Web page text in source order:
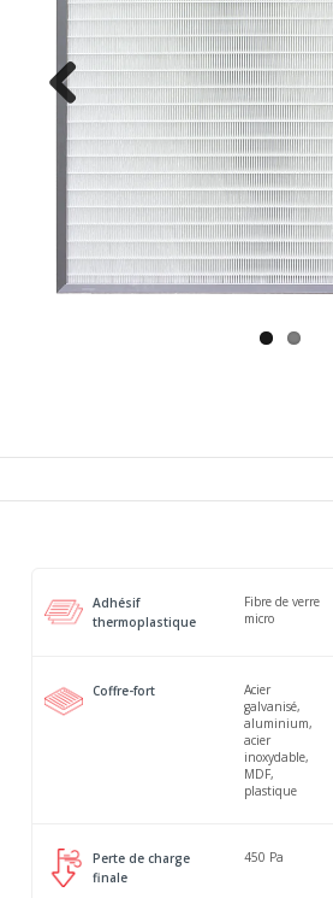
Prev
ious
Adhésif
thermoplastique
Fibre de verre
micro
Coffre-fort
Acier
galvanisé,
aluminium,
acier
inoxydable,
MDF,
plastique
Perte de charge
finale
450 Pa